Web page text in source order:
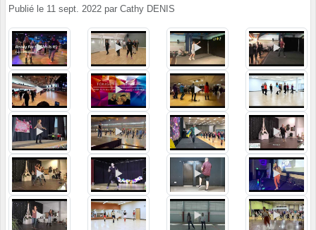
Publié le 11 sept. 2022 par Cathy DENIS